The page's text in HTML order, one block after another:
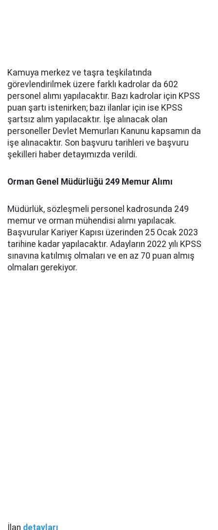
Kamuya merkez ve taşra teşkilatında
görevlendirilmek üzere farklı kadrolar da 602
personel alımı yapılacaktır. Bazı kadrolar için KPSS
puan şartı istenirken; bazı ilanlar için ise KPSS
şartsız alım yapılacaktır. İşe alınacak olan
personeller Devlet Memurları Kanunu kapsamın da
işe alınacaktır. Son başvuru tarihleri ve başvuru
şekilleri haber detayımızda verildi.
Orman Genel Müdürlüğü 249 Memur Alımı
Müdürlük, sözleşmeli personel kadrosunda 249
memur ve orman mühendisi alımı yapılacak.
Başvurular Kariyer Kapısı üzerinden 25 Ocak 2023
tarihine kadar yapılacaktır. Adayların 2022 yılı KPSS
sınavına katılmış olmaları ve en az 70 puan almış
olmaları gerekiyor.
İlan detayları